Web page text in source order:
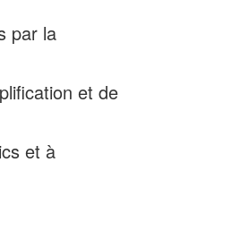
par la
et de
et à